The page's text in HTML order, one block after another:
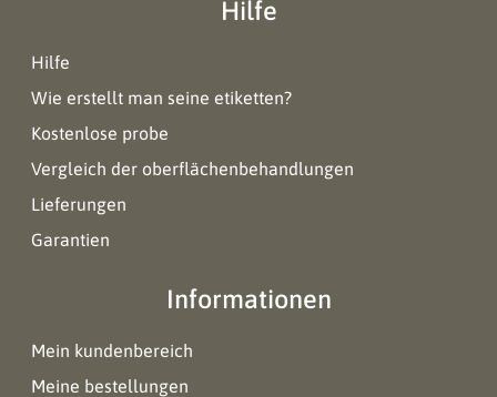
Hilfe
Hilfe
Wie erstellt man seine etiketten?
Kostenlose probe
Vergleich der oberflächenbehandlungen
Lieferungen
Garantien
Informationen
Mein kundenbereich
Meine bestellungen